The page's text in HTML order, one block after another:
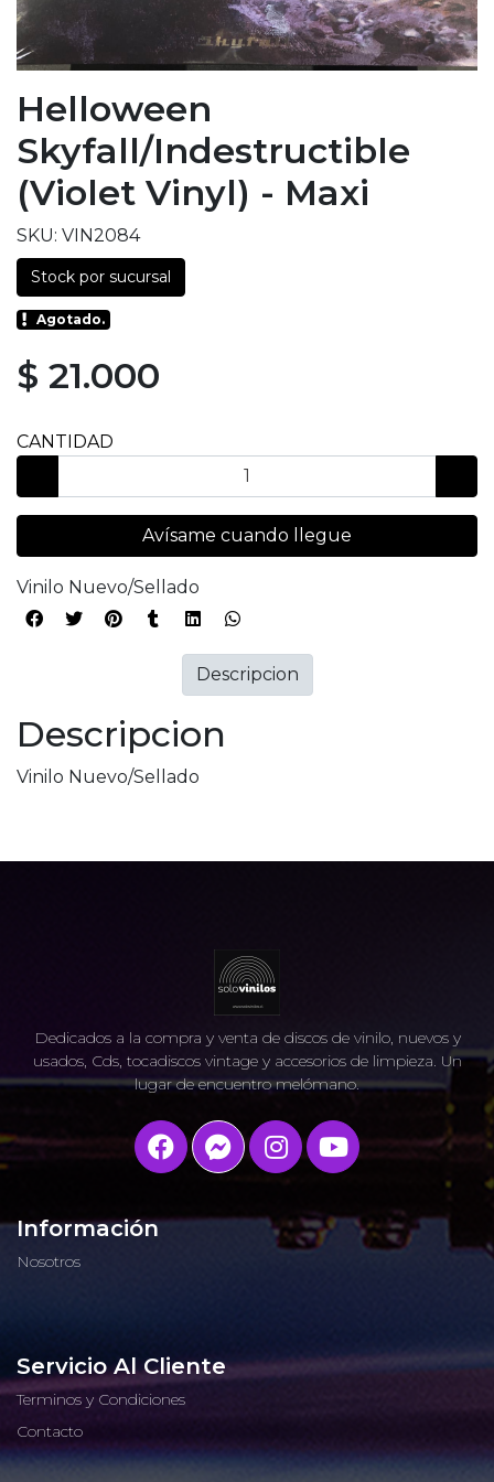
Helloween
Skyfall/Indestructible
(Violet Vinyl) - Maxi
SKU: VIN2084
Stock por sucursal
Agotado.
$ 21.000
CANTIDAD
Avísame cuando llegue
Vinilo Nuevo/Sellado
Descripcion
Vinilo Nuevo/Sellado
Descripcion
Dedicados a la compra y venta de discos de vinilo, nuevos y
usados, Cds, tocadiscos vintage y accesorios de limpieza. Un
lugar de encuentro melómano.
Información
Nosotros
Servicio Al Cliente
Terminos y Condiciones
Contacto